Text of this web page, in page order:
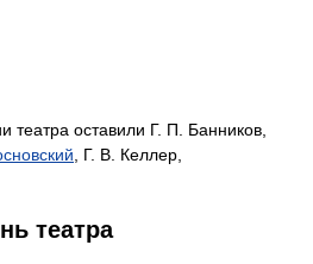
театра оставили Г. П. Банников,
, Г. В. Келлер,
театра